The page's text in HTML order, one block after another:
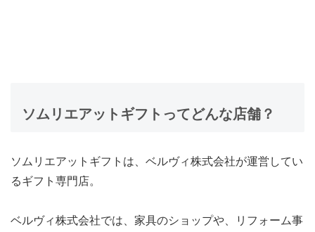
ソムリエアットギフトってどんな店舗？
ソムリエアットギフトは、ベルヴィ株式会社が運営してい
るギフト専門店。
ベルヴィ株式会社では、家具のショップや、リフォーム事